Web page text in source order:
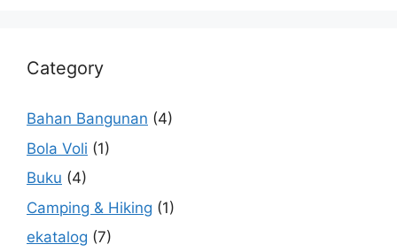
Category
Bahan Bangunan (4)
Bola Voli (1)
Buku (4)
Camping & Hiking (1)
ekatalog (7)